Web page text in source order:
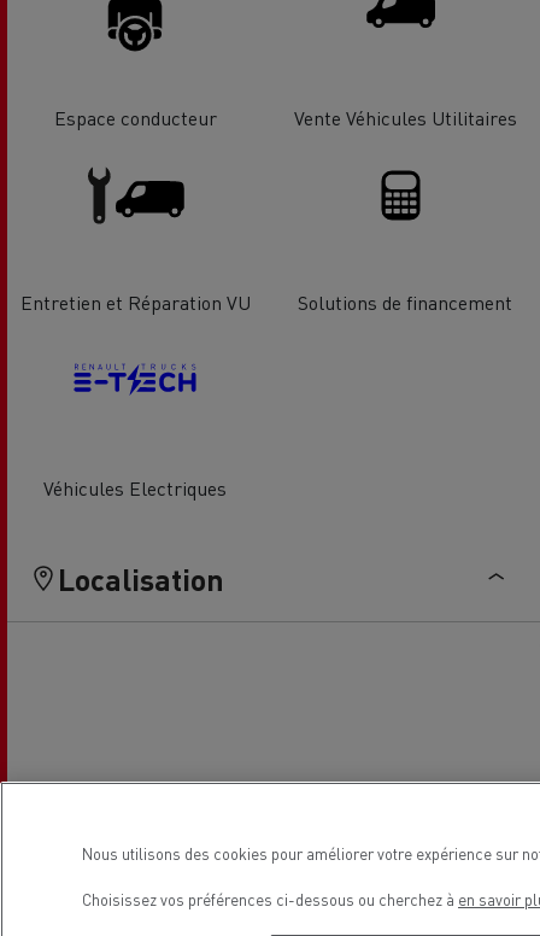
Espace conducteur Vente Véhicules Utilitaires
Entretien et Réparation VU Solutions de financement
Véhicules Electriques
Localisation
Nous utilisons des cookies pour améliorer votre expérience sur
Choisissez vos préférences ci-dessous ou cherchez à en savoir